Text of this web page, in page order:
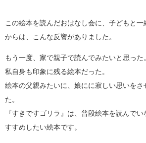
この絵本を読んだおはなし会に、子どもと
からは、こんな反響がありました。
もう一度、家で親子で読んでみたいと思った
私自身も印象に残る絵本だった。
絵本の父親みたいに、娘にに寂しい思いをさ
た。
『すきですゴリラ』は、普段絵本を読んで
すすめしたい絵本です。